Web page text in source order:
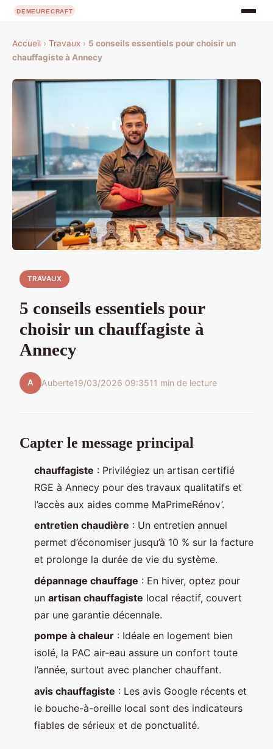
Accueil › Travaux › 5 conseils essentiels pour choisir un
chauffagiste à Annecy
TRAVAUX
5 conseils essentiels pour
choisir un chauffagiste à
Annecy
A Auberte19/03/2026 09:3511 min de lecture
Capter le message principal
chauffagiste : Privilégiez un artisan certifié
RGE à Annecy pour des travaux qualitatifs et
l’accès aux aides comme MaPrimeRénov’.
entretien chaudière : Un entretien annuel
permet d’économiser jusqu’à 10 % sur la facture
et prolonge la durée de vie du système.
dépannage chauffage : En hiver, optez pour
un artisan chauffagiste local réactif, couvert
par une garantie décennale.
pompe à chaleur : Idéale en logement bien
isolé, la PAC air-eau assure un confort toute
l’année, surtout avec plancher chauffant.
avis chauffagiste : Les avis Google récents et
le bouche-à-oreille local sont des indicateurs
fiables de sérieux et de ponctualité.